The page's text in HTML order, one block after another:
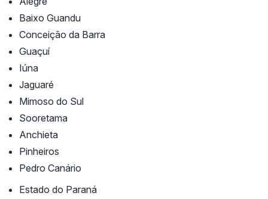
Baixo Guandu
Conceição da Barra
Guaçuí
Iúna
Jaguaré
Mimoso do Sul
Sooretama
Anchieta
Pinheiros
Pedro Canário
Estado do Paraná